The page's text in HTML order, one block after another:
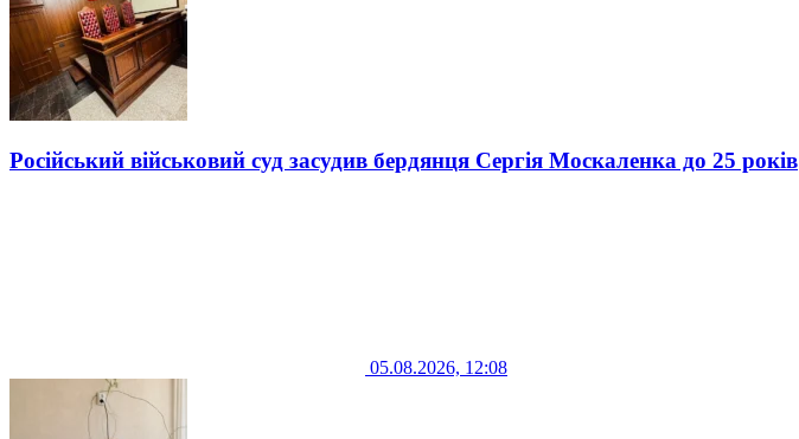
Російський військовий суд засудив бердянця Сергія Москаленка до 25 років
05.08.2026, 12:08